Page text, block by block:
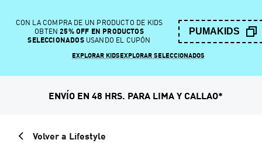
CON LA COMPRA DE UN PRODUCTO DE KIDS
OBTEN 25% OFF EN PRODUCTOS
SELECCIONADOSUSANDO EL CUPÓN
PUMAKIDS
EXPLORAR KIDSEXPLORAR SELECCIONADOS
ENVÍO EN 48 HRS. PARA LIMA Y CALLAO*
Volver a Lifestyle